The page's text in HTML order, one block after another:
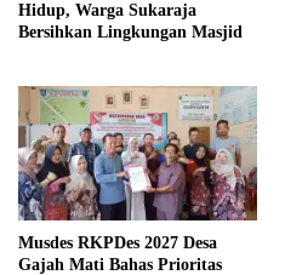
Hidup, Warga Sukaraja
Bersihkan Lingkungan Masjid
Musdes RKPDes 2027 Desa
Gajah Mati Bahas Prioritas